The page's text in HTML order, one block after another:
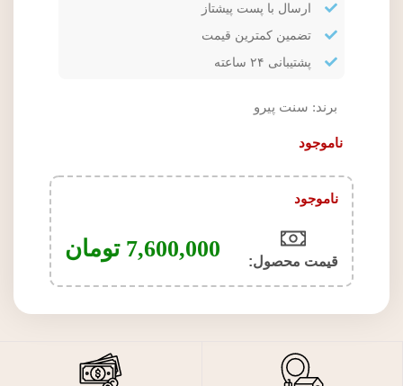
ارسال با پست پیشتاز
تضمین کمترین قیمت
پشتیبانی ۲۴ ساعته
برند: سنت پیرو
ناموجود
ناموجود
قیمت محصول:​ 7,600,000 تومان